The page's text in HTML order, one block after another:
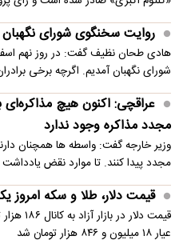
روایت سخنگوی شورای
هادی طحان نظیف گفت: در روز نهم
شورای نگهبان آمدیم. اگرچه برخی
عراقچی: اکنون هیچ مذاکره‌ای
مجدد مذاکره وجود ندارد
وزیر خارجه گفت: واسطه ها همچنان
مجدد پیدا کنند. تا موارد نقض یادداشت
قیمت دلار، طلا و سکه امروز یکشنبه ۱۸
عیار ۱۸ میلیون و ۸۴۶ هزار تومان شد